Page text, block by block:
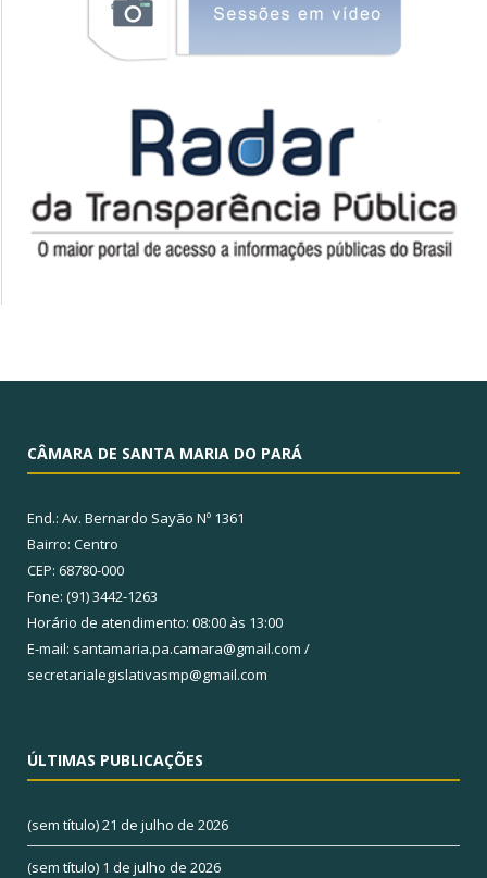
CÂMARA DE SANTA MARIA DO PARÁ
End.: Av. Bernardo Sayão Nº 1361
Bairro: Centro
CEP: 68780-000
Fone: (91) 3442-1263
Horário de atendimento: 08:00 às 13:00
E-mail: santamaria.pa.camara@gmail.com /
secretarialegislativasmp@gmail.com
ÚLTIMAS PUBLICAÇÕES
(sem título)21 de julho de 2026
(sem título) 1 de julho de 2026